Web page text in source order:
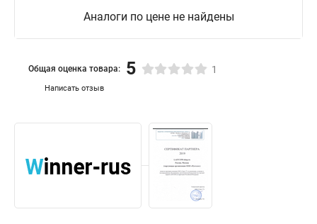
Аналоги по цене не найдены
Написать отзыв
Общая оценка товара: 5 1